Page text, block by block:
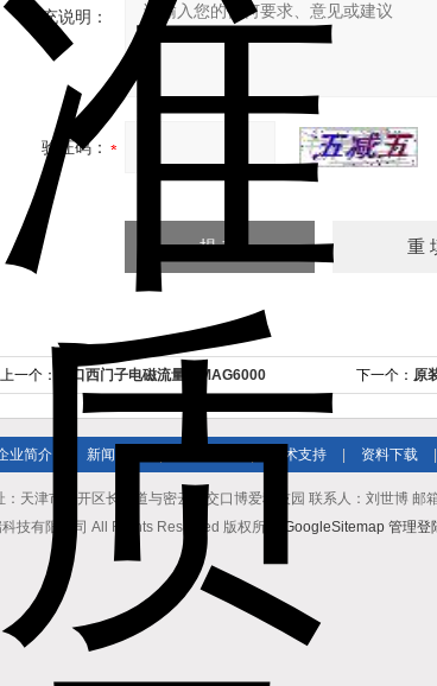
补充说明：
验证码：
上一个： 进口西门子电磁流量计MAG6000 下一个： 原
业简介 新闻资讯 技术支持 资料下载
天津市南开区长江道与密云路交口博爱科技园 联系人：刘世博
技有限公司 All Rights Reserved 版权所有
GoogleSitemap 管理登